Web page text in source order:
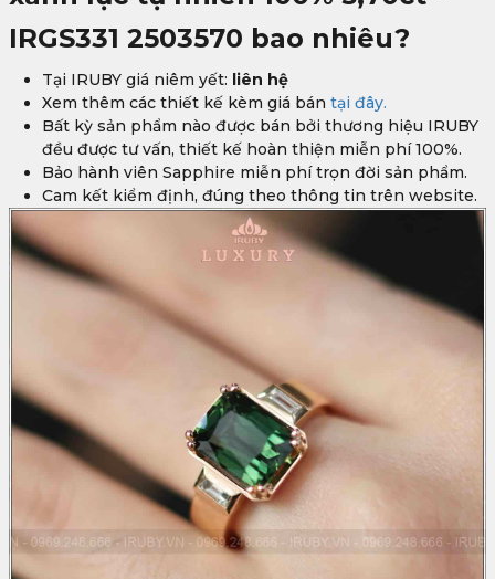
IRGS331 2503570 bao nhiêu?
Tại IRUBY giá niêm yết: liên hệ
Xem thêm các thiết kế kèm giá bán tại đây.
Bất kỳ sản phẩm nào được bán bởi thương hiệu IRUBY
đều được tư vấn, thiết kế hoàn thiện miễn phí 100%.
Bảo hành viên Sapphire miễn phí trọn đời sản phẩm.
Cam kết kiểm định, đúng theo thông tin trên website.